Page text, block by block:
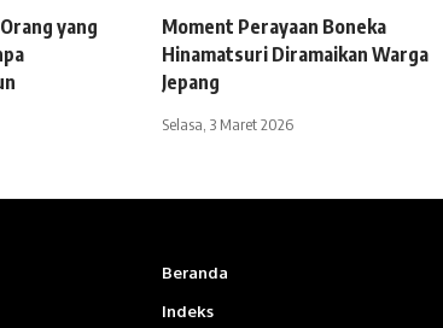
yang
Moment Perayaan Boneka
Hinamatsuri Diramaikan Warga
Jepang
Selasa, 3 Maret 2026
Beranda
Indeks